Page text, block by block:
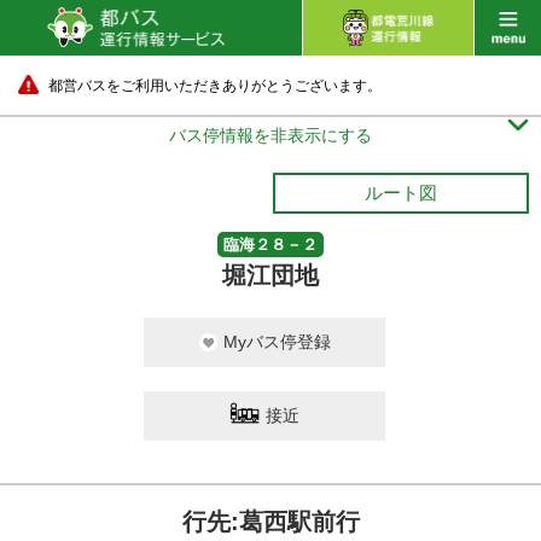
都営バスをご利用いただきありがとうございます。
バス停情報を非表示にする 
ルート図
臨海２８－２
堀江団地
Myバス停登録
接近
行先:葛西駅前行